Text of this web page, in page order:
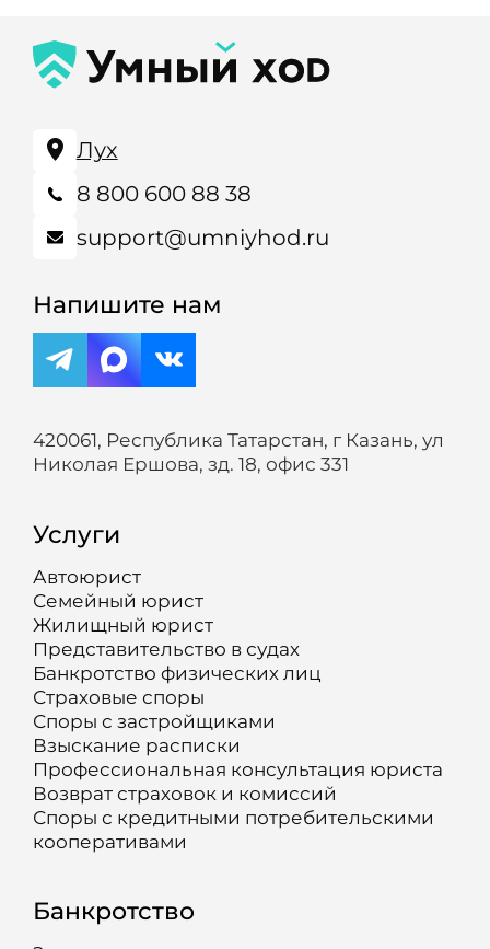
Лух
8 800 600 88 38
support@umniyhod.ru
Напишите нам
420061, Республика Татарстан, г Казань, ул
Николая Ершова, зд. 18, офис 331
Услуги
Автоюрист
Семейный юрист
Жилищный юрист
Представительство в судах
Банкротство физических лиц
Страховые споры
Споры с застройщиками
Взыскание расписки
Профессиональная консультация юриста
Возврат страховок и комиссий
Споры с кредитными потребительскими
кооперативами
Банкротство